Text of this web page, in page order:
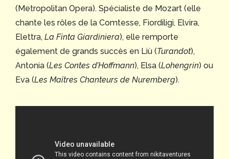
(Metropolitan Opera). Spécialiste de Mozart (elle
chante les rôles de la Comtesse, Fiordiligi, Elvira,
Elettra, La Finta Giardiniera), elle remporte
également de grands succès en Liù (Turandot),
Antonia (Les Contes d’Hoffmann), Elsa (Lohengrin) ou
Eva (Les Maîtres Chanteurs de Nuremberg).